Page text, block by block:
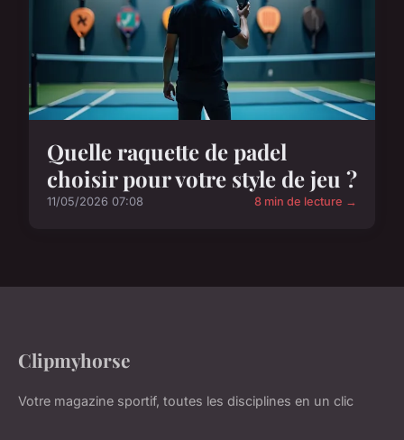
Quelle raquette de padel
choisir pour votre style de jeu ?
11/05/2026 07:08 8 min de lecture →
Clipmyhorse
Votre magazine sportif, toutes les disciplines en un clic